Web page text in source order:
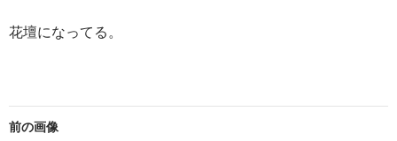
花壇になってる。
前の画像